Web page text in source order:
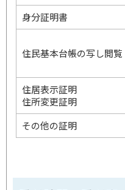
身分証明書
住民基本台帳の写し閲覧
住居表示証明
住所変更証明
その他の証明